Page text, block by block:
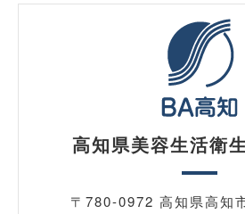
高知県美容生活衛
〒780-0972 高知県高知